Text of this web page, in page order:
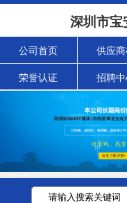
深圳市宝
公司首页 供应
荣誉认证 招聘